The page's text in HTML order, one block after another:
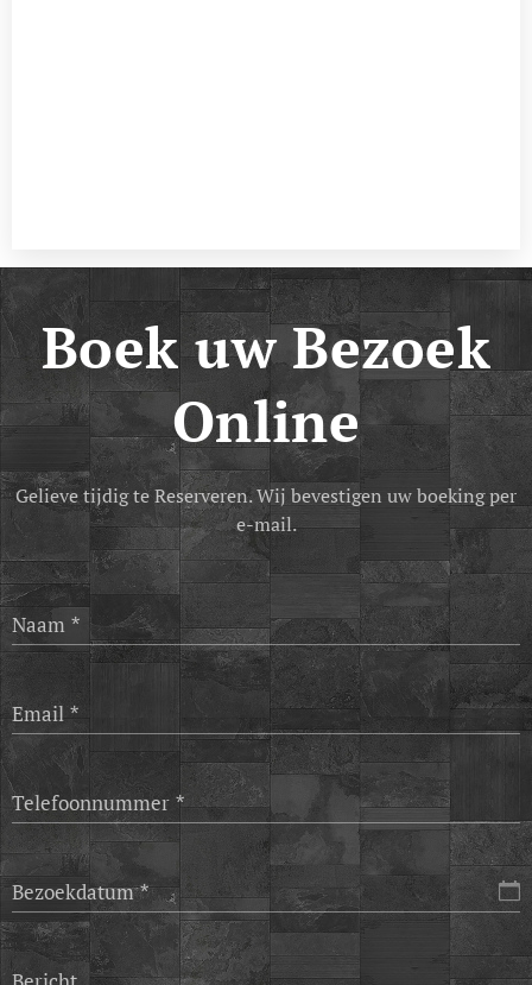
Boek uw Bezoek
Online
Gelieve tijdig te Reserveren. Wij bevestigen uw boeking per
e-mail.
Naam
Email
Telefoonnummer
Bezoekdatum